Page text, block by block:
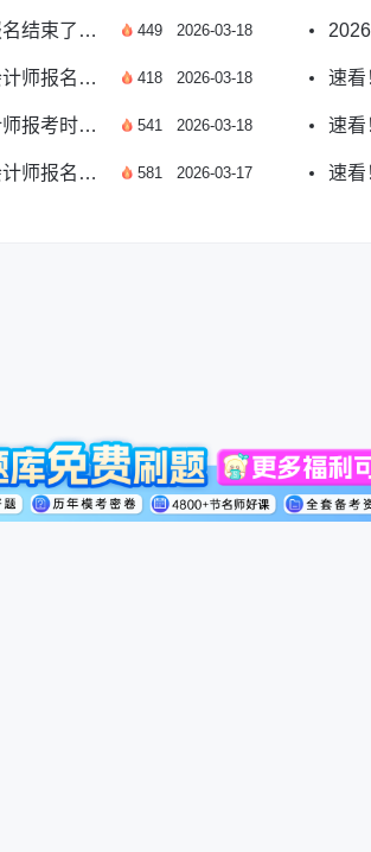
2026北京高级会计报名结束了吗？官方解答与备考指南 449 2026-03-18
2026年北京市高级会计师报名时间是哪天？ 418 2026-03-18
2026年河北高级会计师报考时间是什么？ 541 2026-03-18
2026年浙江省高级会计师报名已结束，速看备考指南！ 581 2026-03-17